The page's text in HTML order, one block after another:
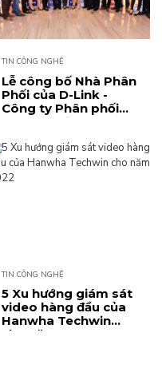
TIN CÔNG NGHỆ
Lễ công bố Nhà Phân
Phối của D-Link -
Công ty Phân phối
Công nghệ Quang
TIN CÔNG NGHỆ
5 Xu hướng giám sát
video hàng đầu của
Hanwha Techwin
cho năm 2022